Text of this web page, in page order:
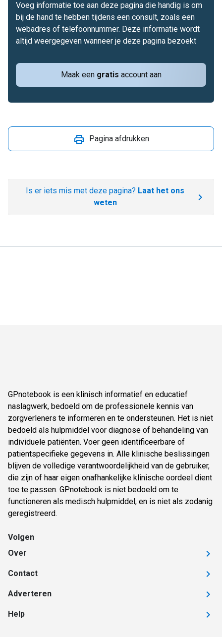
Maak een gratis account aan
Voeg informatie toe aan deze pagina die handig is om
bij de hand te hebben tijdens een consult, zoals een
webadres of telefoonnummer. Deze informatie wordt
altijd weergegeven wanneer je deze pagina bezoekt
Pagina afdrukken
Is er iets mis met deze pagina? Laat het ons
weten
GPnotebook is een klinisch informatief en educatief
naslagwerk, bedoeld om de professionele kennis van
zorgverleners te informeren en te ondersteunen. Het is niet
bedoeld als hulpmiddel voor diagnose of behandeling van
individuele patiënten. Voer geen identificeerbare of
patiëntspecifieke gegevens in. Alle klinische beslissingen
blijven de volledige verantwoordelijkheid van de gebruiker,
die zijn of haar eigen onafhankelijke klinische oordeel dient
toe te passen. GPnotebook is niet bedoeld om te
functioneren als medisch hulpmiddel, en is niet als zodanig
geregistreerd.
Volgen
Over
Contact
Adverteren
Help